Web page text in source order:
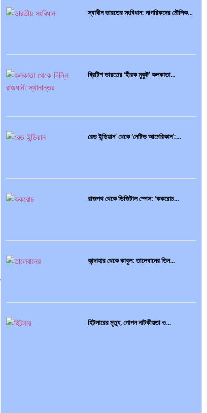
স্বাধীন ভারতের সংবিধান: নাগরিকদের মৌলিক…
ব্রিটিশ ভারতের ‘হীরক মুকুট’ কলকাতা…
রেড ইন্ডিয়ান’ থেকে ‘নেটিভ আমেরিকান’:…
রাজপথ থেকে ডিজিটাল স্পেস: ‘ককরোচ…
কান্দাহার থেকে কাবুল: তালেবানের তিন…
হিটলারের মৃত্যু, গোপন নাটকীয়তা ও…